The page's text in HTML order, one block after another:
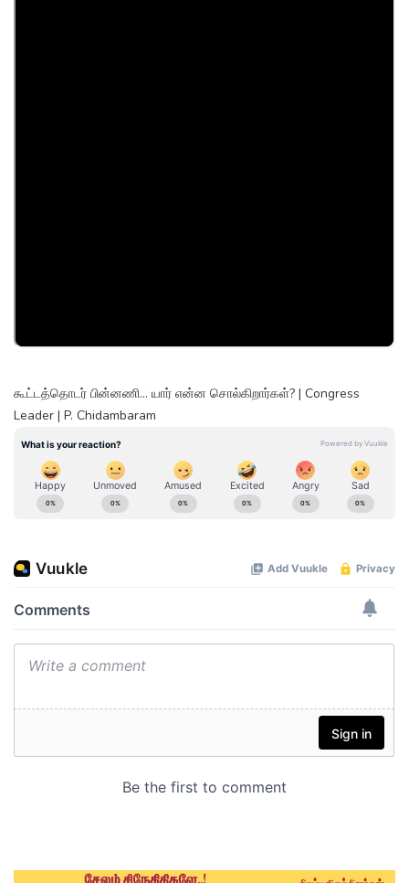
கூட்டத்தொடர் பின்னணி… யார் என்ன சொல்கிறார்கள்? | Congress
Leader | P. Chidambaram